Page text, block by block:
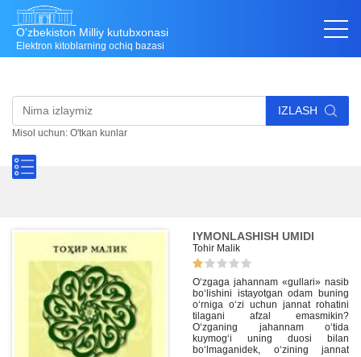
O'zbekiston Milliy kutubxonasi
Elektron kitoblarning ochiq bazasi
IZLASH
Misol uchun: O'tkan kunlar
IYMONLASHISH UMIDI
Tohir Malik
O‘zgaga jahannam «gullari» nasib
bo‘lishini istayotgan odam buning
o‘rniga o‘zi uchun jannat rohatini
tilagani afzal emasmikin?
O‘zganing jahannam o‘tida
kuymog‘i uning duosi bilan
bo‘lmaganidek, o‘zining jannat